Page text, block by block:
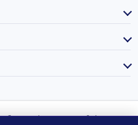
българското търговско